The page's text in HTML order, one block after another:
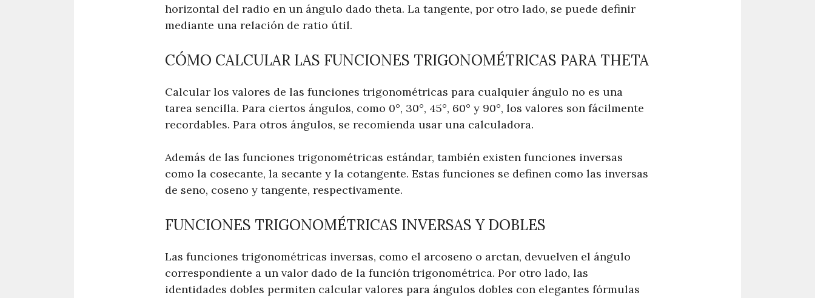
horizontal del radio en un ángulo dado theta. La tangente, por otro lado, se puede definir
mediante una relación de ratio útil.
CÓMO CALCULAR LAS FUNCIONES TRIGONOMÉTRICAS PARA THETA
Calcular los valores de las funciones trigonométricas para cualquier ángulo no es una
tarea sencilla. Para ciertos ángulos, como 0°, 30°, 45°, 60° y 90°, los valores son fácilmente
recordables. Para otros ángulos, se recomienda usar una calculadora.
Además de las funciones trigonométricas estándar, también existen funciones inversas
como la cosecante, la secante y la cotangente. Estas funciones se definen como las inversas
de seno, coseno y tangente, respectivamente.
FUNCIONES TRIGONOMÉTRICAS INVERSAS Y DOBLES
Las funciones trigonométricas inversas, como el arcoseno o arctan, devuelven el ángulo
correspondiente a un valor dado de la función trigonométrica. Por otro lado, las
identidades dobles permiten calcular valores para ángulos dobles con elegantes fórmulas